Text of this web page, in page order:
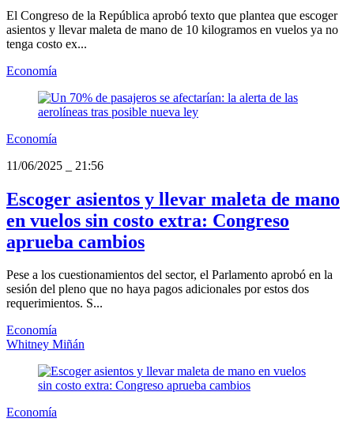
El Congreso de la República aprobó texto que plantea que escoger
asientos y llevar maleta de mano de 10 kilogramos en vuelos ya no
tenga costo ex...
Economía
Economía
11/06/2025
21:56
Escoger asientos y llevar maleta de mano
en vuelos sin costo extra: Congreso
aprueba cambios
Pese a los cuestionamientos del sector, el Parlamento aprobó en la
sesión del pleno que no haya pagos adicionales por estos dos
requerimientos. S...
Economía
Whitney Miñán
Economía